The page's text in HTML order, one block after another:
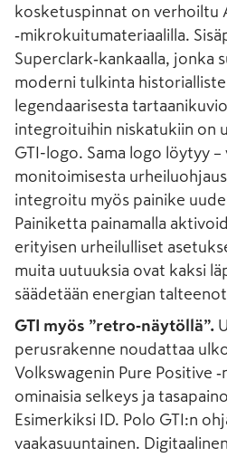
kosketuspinnat on verhoiltu
‑mikrokuitumateriaalilla.
Superclark‑kankaalla, jonka
moderni tulkinta
legendaarisesta
integroituihin niskatukiin on
GTI-logo. Sama logo löytyy –
monitoimisesta
integroitu myös painike
Painiketta painamalla
erityisen urheilulliset
muita uutuuksia ovat kaksi
säädetään energian
GTI myös ”retro‑näytöllä”.
perusrakenne noudattaa
Volkswagenin Pure Positive
ominaisia selkeys ja
Esimerkiksi ID. Polo GTI:n
vaakasuuntainen.